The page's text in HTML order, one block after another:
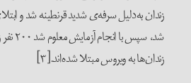
زندان به‌دلیل سرفه‌ی شدید قرنطینه شد و
شد،
زندان‌ها به ویروس مبتلا شده‌اند.[۳]